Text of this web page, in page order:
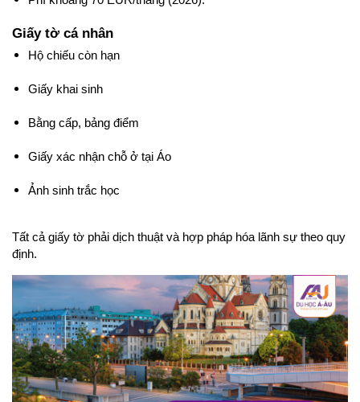
Giấy tờ cá nhân
Hộ chiếu còn hạn
Giấy khai sinh
Bằng cấp, bảng điểm
Giấy xác nhận chỗ ở tại Áo
Ảnh sinh trắc học
Tất cả giấy tờ phải dịch thuật và hợp pháp hóa lãnh sự theo quy
định.